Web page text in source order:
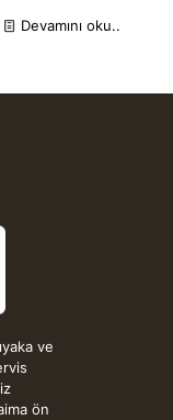
Devamını oku..
ve
ön